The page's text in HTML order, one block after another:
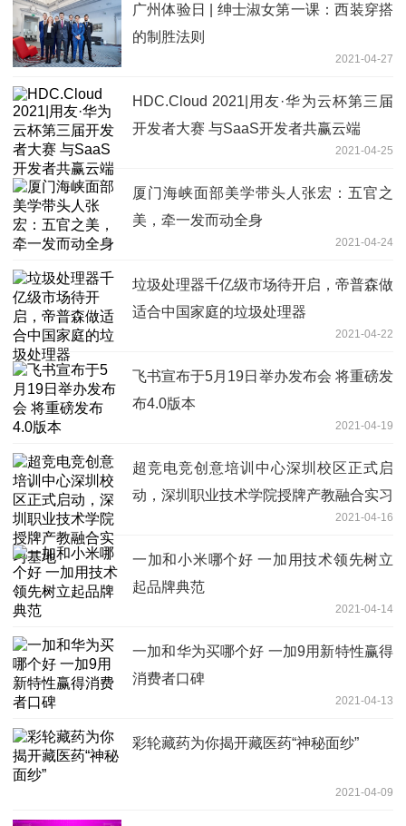
广州体验日 | 绅士淑女第一课：西装穿搭
的制胜法则
2021-04-27
HDC.Cloud 2021|用友·华为云杯第三届
开发者大赛 与SaaS开发者共赢云端
2021-04-25
厦门海峡面部美学带头人张宏：五官之
美，牵一发而动全身
2021-04-24
垃圾处理器千亿级市场待开启，帝普森做
适合中国家庭的垃圾处理器
2021-04-22
飞书宣布于5月19日举办发布会 将重磅发
布4.0版本
2021-04-19
超竞电竞创意培训中心深圳校区正式启
动，深圳职业技术学院授牌产教融合实习
2021-04-16
一加和小米哪个好 一加用技术领先树立
起品牌典范
2021-04-14
一加和华为买哪个好 一加9用新特性赢得
消费者口碑
2021-04-13
彩轮藏药为你揭开藏医药“神秘面纱”
2021-04-09